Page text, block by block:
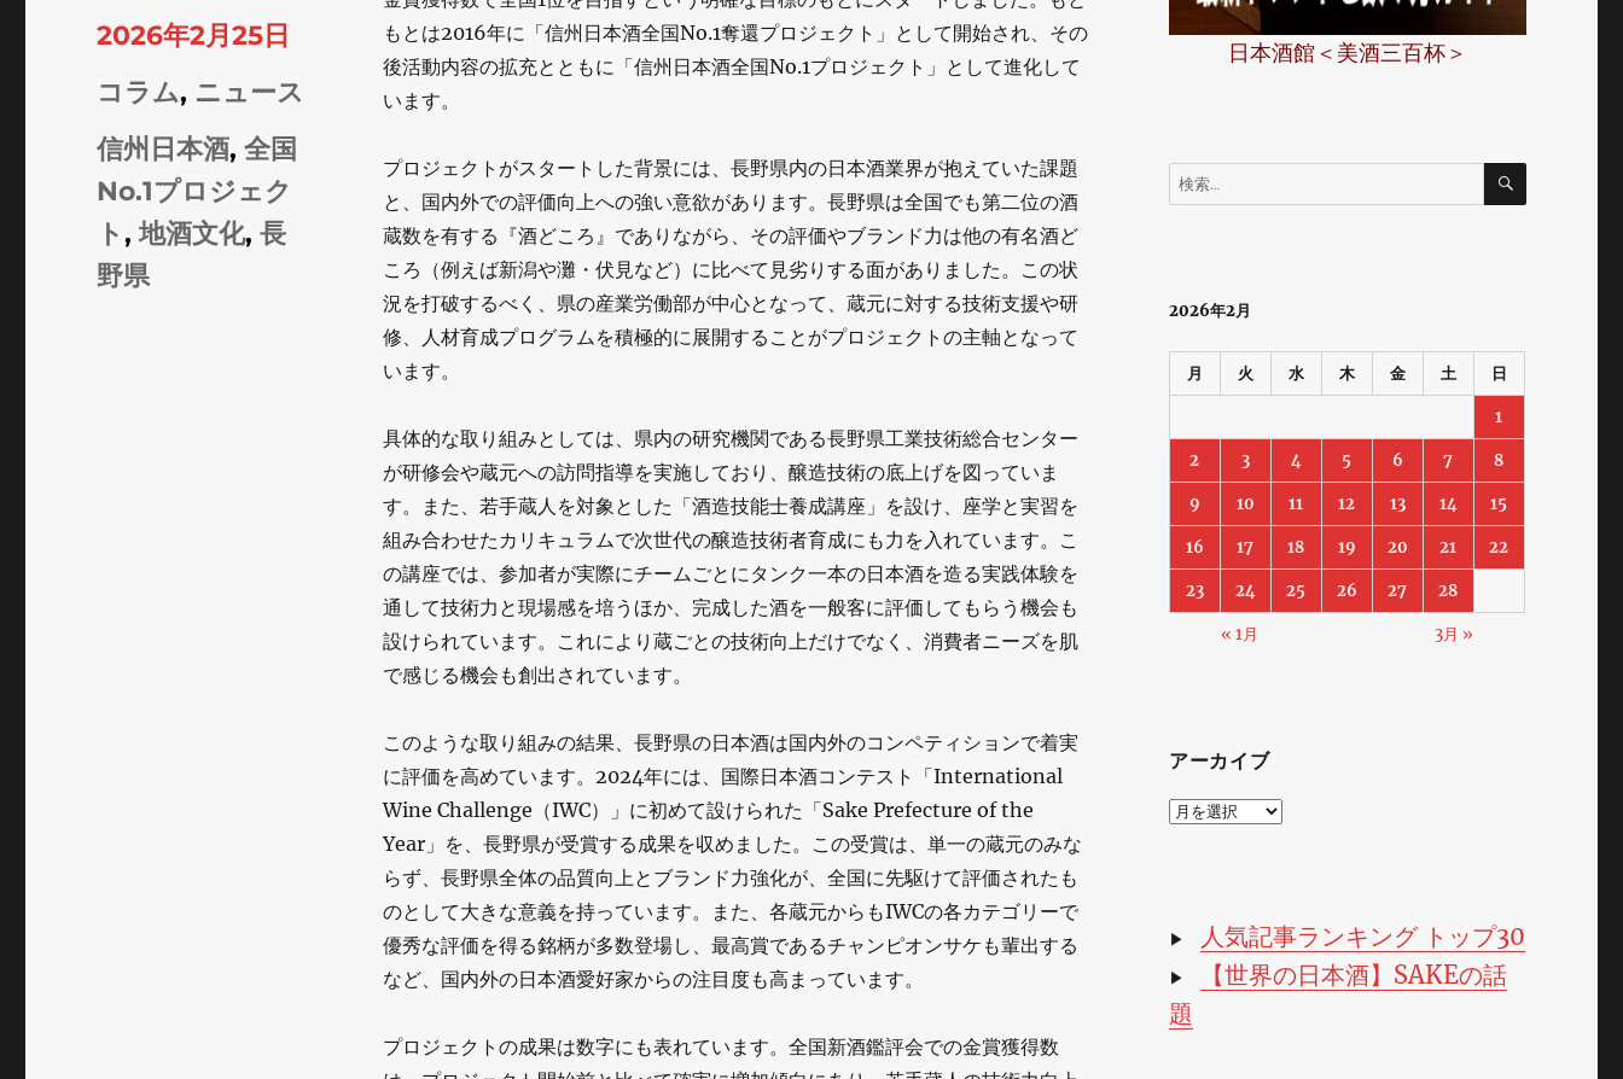
もとは2016年に「信州日本酒全国No.1奪還プロジェクト」として開始され、その
後活動内容の拡充とともに「信州日本酒全国No.1プロジェクト」として進化して
います。
プロジェクトがスタートした背景には、長野県内の日本酒業界が抱えていた課題
と、国内外での評価向上への強い意欲があります。長野県は全国でも第二位の酒
蔵数を有する『酒どころ』でありながら、その評価やブランド力は他の有名酒ど
ころ（例えば新潟や灘・伏見など）に比べて見劣りする面がありました。この状
況を打破するべく、県の産業労働部が中心となって、蔵元に対する技術支援や研
修、人材育成プログラムを積極的に展開することがプロジェクトの主軸となって
います。
具体的な取り組みとしては、県内の研究機関である長野県工業技術総合センター
が研修会や蔵元への訪問指導を実施しており、醸造技術の底上げを図っていま
す。また、若手蔵人を対象とした「酒造技能士養成講座」を設け、座学と実習を
組み合わせたカリキュラムで次世代の醸造技術者育成にも力を入れています。こ
の講座では、参加者が実際にチームごとにタンク一本の日本酒を造る実践体験を
通して技術力と現場感を培うほか、完成した酒を一般客に評価してもらう機会も
設けられています。これにより蔵ごとの技術向上だけでなく、消費者ニーズを肌
で感じる機会も創出されています。
このような取り組みの結果、長野県の日本酒は国内外のコンペティションで着実
に評価を高めています。2024年には、国際日本酒コンテスト「International
Wine Challenge（IWC）」に初めて設けられた「Sake Prefecture of the
Year」を、長野県が受賞する成果を収めました。この受賞は、単一の蔵元のみな
らず、長野県全体の品質向上とブランド力強化が、全国に先駆けて評価されたも
のとして大きな意義を持っています。また、各蔵元からもIWCの各カテゴリーで
優秀な評価を得る銘柄が多数登場し、最高賞であるチャンピオンサケも輩出する
など、国内外の日本酒愛好家からの注目度も高まっています。
プロジェクトの成果は数字にも表れています。全国新酒鑑評会での金賞獲得数
稿
投
稿
2026年2月25日
カ
テ
ゴ
リ
ー
コラム, ニュース
タ
グ
信州日本酒,全国
No.1プロジェク
ト,地酒文化,長
野県
日本酒館＜美酒三百杯＞
検
索:
検
2026年2月
月 火 水 木 金 土 日
1
2 3 4 5 6 7 8
9 10 11 12 13 14 15
16 17 18 19 20 21 22
23 24 25 26 27 28
« 1月 3月 »
アーカイブ
ア
▶
人気記事ランキング トップ30
▶
【世界の日本酒】SAKEの話
題